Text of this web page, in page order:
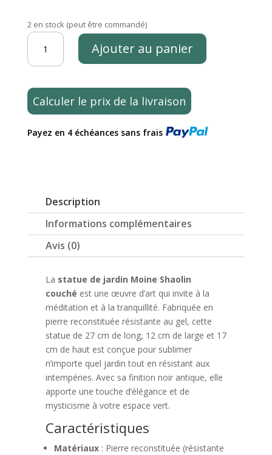
2 en stock (peut être commandé)
quantité
Statue
jardin
moine
allongé
Ajouter au panier
Calculer le prix de la livraison
Payez en 4 échéances sans frais
Description
Informations complémentaires
Avis (0)
La statue de jardin Moine Shaolin
couché est une œuvre d’art qui invite à la
méditation et à la tranquillité. Fabriquée en
pierre reconstituée résistante au gel, cette
statue de 27 cm de long, 12 cm de large et 17
cm de haut est conçue pour sublimer
n’importe quel jardin tout en résistant aux
intempéries. Avec sa finition noir antique, elle
apporte une touche d’élégance et de
mysticisme à votre espace vert.
Caractéristiques
Matériaux: Pierre reconstituée (résistante